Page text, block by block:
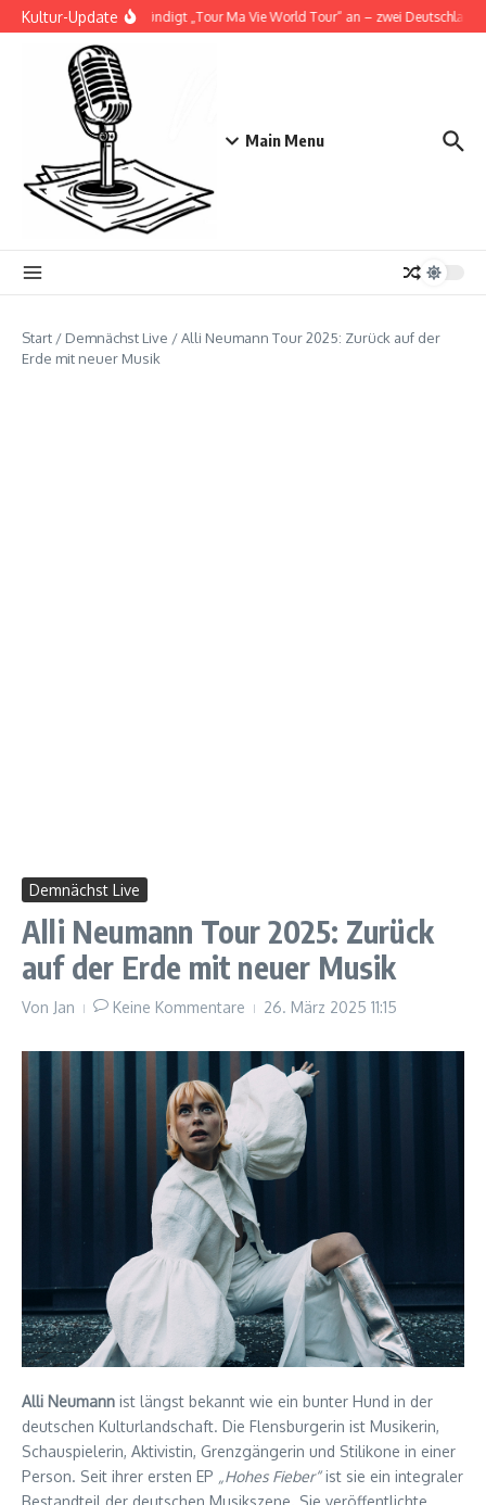
Zum Inhalt springen
Kultur-UpdateDoja Cat kündigt „Tour Ma Vie World Tour“ an – zwei
Main Menu
Start / Demnächst Live /Alli Neumann Tour 2025: Zurück auf der
Erde mit neuer Musik
Demnächst Live
Alli Neumann Tour 2025: Zurück
auf der Erde mit neuer Musik
Von Jan Keine Kommentare 26. März 2025 11:15
Alli Neumann ist längst bekannt wie ein bunter Hund in der
deutschen Kulturlandschaft. Die Flensburgerin ist Musikerin,
Schauspielerin, Aktivistin, Grenzgängerin und Stilikone in einer
Person. Seit ihrer ersten EP „Hohes Fieber“ist sie ein integraler
Bestandteil der deutschen Musikszene. Sie veröffentlichte